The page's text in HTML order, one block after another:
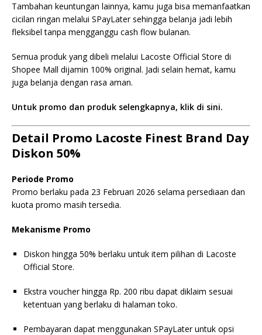
Tambahan keuntungan lainnya, kamu juga bisa memanfaatkan
cicilan ringan melalui SPayLater sehingga belanja jadi lebih
fleksibel tanpa mengganggu cash flow bulanan.
Semua produk yang dibeli melalui Lacoste Official Store di
Shopee Mall dijamin 100% original. Jadi selain hemat, kamu
juga belanja dengan rasa aman.
Untuk promo dan produk selengkapnya, klik di sini.
Detail Promo Lacoste Finest Brand Day
Diskon 50%
Periode Promo
Promo berlaku pada 23 Februari 2026 selama persediaan dan
kuota promo masih tersedia.
Mekanisme Promo
Diskon hingga 50% berlaku untuk item pilihan di Lacoste
Official Store.
Ekstra voucher hingga Rp. 200 ribu dapat diklaim sesuai
ketentuan yang berlaku di halaman toko.
Pembayaran dapat menggunakan SPayLater untuk opsi